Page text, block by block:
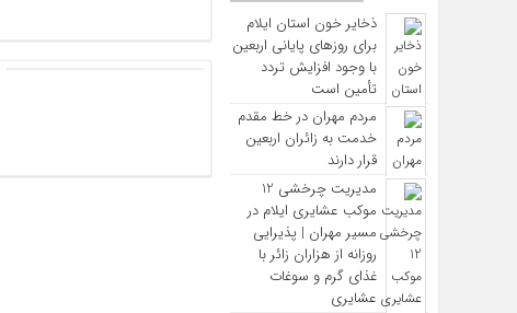
ذخایر خون استان ایلام
برای روزهای پایانی اربعین
با وجود افزایش تردد
تأمین است
مردم مهران در خط مقدم
خدمت به زائران اربعین
قرار دارند
مدیریت چرخشی 12
موکب‌ عشایری ایلام در
مسیر مهران | پذیرایی
روزانه از هزاران زائر با
غذای گرم و سوغات
عشایری